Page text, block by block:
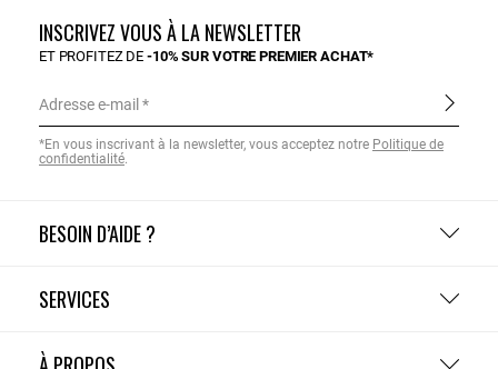
BESOIN D’AIDE ?
SERVICES
INSCRIVEZ VOUS À LA NEWSLETTER
ET PROFITEZ DE-10% SUR VOTRE PREMIER ACHAT*
Adresse e-mail
*En vous inscrivant à la newsletter, vous acceptez notre Politique de
confidentialité.